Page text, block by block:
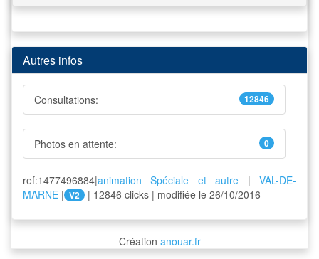
Autres infos
Consultations: 12846
Photos en attente: 0
ref:1477496884|animation Spéciale et autre |VAL-DE-
MARNE | V2 | 12846 clicks | modifiée le 26/10/2016
Création anouar.fr